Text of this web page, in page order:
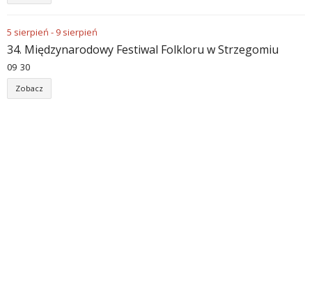
5 sierpień - 9 sierpień
34. Międzynarodowy Festiwal Folkloru w Strzegomiu
09 30
Zobacz